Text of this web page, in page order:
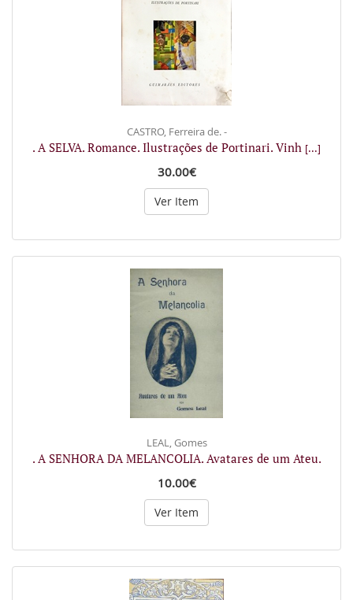
CASTRO, Ferreira de. -
. A SELVA. Romance. Ilustrações de Portinari. Vinh [...]
30.00€
Ver Item
LEAL, Gomes
. A SENHORA DA MELANCOLIA. Avatares de um Ateu.
10.00€
Ver Item